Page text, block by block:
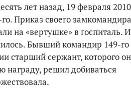
лет назад, 19 февраля
Приказ своего
на «вертушке» в госпиталь.
Бывший командир 149-го
старший сержант, которого
награду, решил добиваться